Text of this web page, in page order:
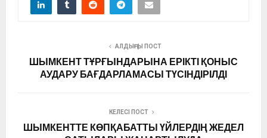
АЛДЫҢҒЫ ПОСТ
ШЫМКЕНТ ТҰРҒЫНДАРЫНА ЕРІКТІ ҚОНЫС
АУДАРУ БАҒДАРЛАМАСЫ ТҮСІНДІРІЛДІ
КЕЛЕСІ ПОСТ
ШЫМКЕНТТЕ КӨПҚАБАТТЫ ҮЙЛЕРДІҢ ЖЕДЕЛ